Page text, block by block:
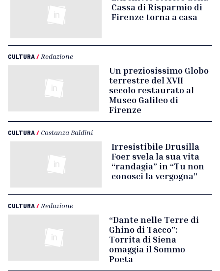
Cassa di Risparmio di
Firenze torna a casa
CULTURA/ Redazione
Un preziosissimo Globo
terrestre del XVII
secolo restaurato al
Museo Galileo di
Firenze
CULTURA/ Costanza Baldini
Irresistibile Drusilla
Foer svela la sua vita
“randagia” in “Tu non
conosci la vergogna”
CULTURA/ Redazione
“Dante nelle Terre di
Ghino di Tacco”:
Torrita di Siena
omaggia il Sommo
Poeta